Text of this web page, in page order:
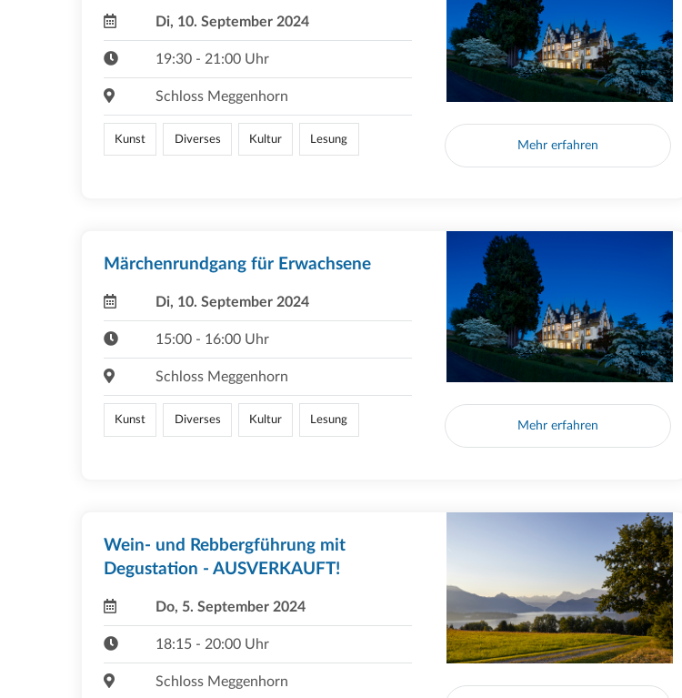
Di, 10. September 2024
19:30 - 21:00 Uhr
Schloss Meggenhorn
Kunst Diverses Kultur Lesung Mehr erfahren
Märchenrundgang für Erwachsene
Di, 10. September 2024
15:00 - 16:00 Uhr
Schloss Meggenhorn
Kunst Diverses Kultur Lesung Mehr erfahren
Wein- und Rebbergführung mit
Degustation - AUSVERKAUFT!
Do, 5. September 2024
18:15 - 20:00 Uhr
Schloss Meggenhorn